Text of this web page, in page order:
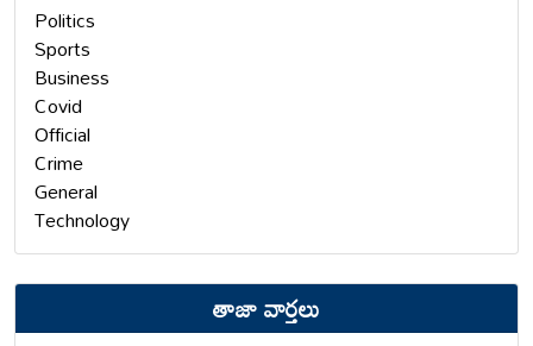
Politics
Sports
Business
Covid
Official
Crime
General
Technology
తాజా వార్తలు